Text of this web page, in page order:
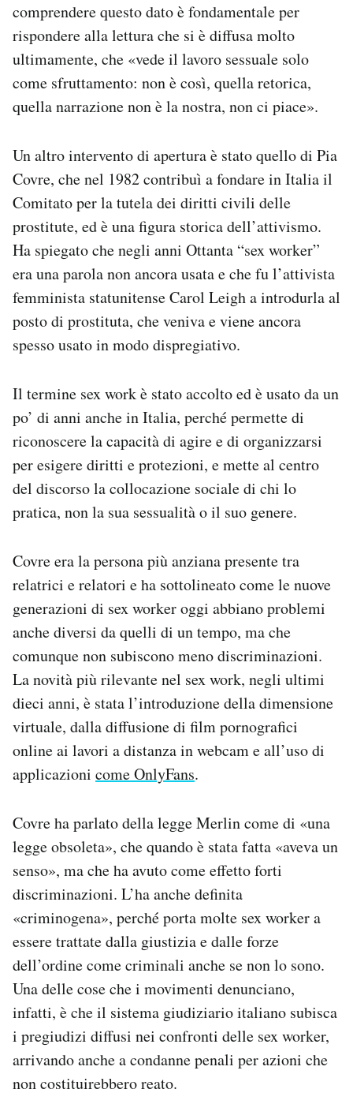
comprendere questo dato è fondamentale per
rispondere alla lettura che si è diffusa molto
ultimamente, che «vede il lavoro sessuale solo
come sfruttamento: non è così, quella retorica,
quella narrazione non è la nostra, non ci piace».
Un altro intervento di apertura è stato quello di Pia
Covre, che nel 1982 contribuì a fondare in Italia il
Comitato per la tutela dei diritti civili delle
prostitute, ed è una figura storica dell’attivismo.
Ha spiegato che negli anni Ottanta “sex worker”
era una parola non ancora usata e che fu l’attivista
femminista statunitense Carol Leigh a introdurla al
posto di prostituta, che veniva e viene ancora
spesso usato in modo dispregiativo.
Il termine sex work è stato accolto ed è usato da un
po’ di anni anche in Italia, perché permette di
riconoscere la capacità di agire e di organizzarsi
per esigere diritti e protezioni, e mette al centro
del discorso la collocazione sociale di chi lo
pratica, non la sua sessualità o il suo genere.
Covre era la persona più anziana presente tra
relatrici e relatori e ha sottolineato come le nuove
generazioni di sex worker oggi abbiano problemi
anche diversi da quelli di un tempo, ma che
comunque non subiscono meno discriminazioni.
La novità più rilevante nel sex work, negli ultimi
dieci anni, è stata l’introduzione della dimensione
virtuale, dalla diffusione di film pornografici
online ai lavori a distanza in webcam e all’uso di
applicazioni come OnlyFans.
Covre ha parlato della legge Merlin come di «una
legge obsoleta», che quando è stata fatta «aveva un
senso», ma che ha avuto come effetto forti
discriminazioni. L’ha anche definita
«criminogena», perché porta molte sex worker a
essere trattate dalla giustizia e dalle forze
dell’ordine come criminali anche se non lo sono.
Una delle cose che i movimenti denunciano,
infatti, è che il sistema giudiziario italiano subisca
i pregiudizi diffusi nei confronti delle sex worker,
arrivando anche a condanne penali per azioni che
non costituirebbero reato.